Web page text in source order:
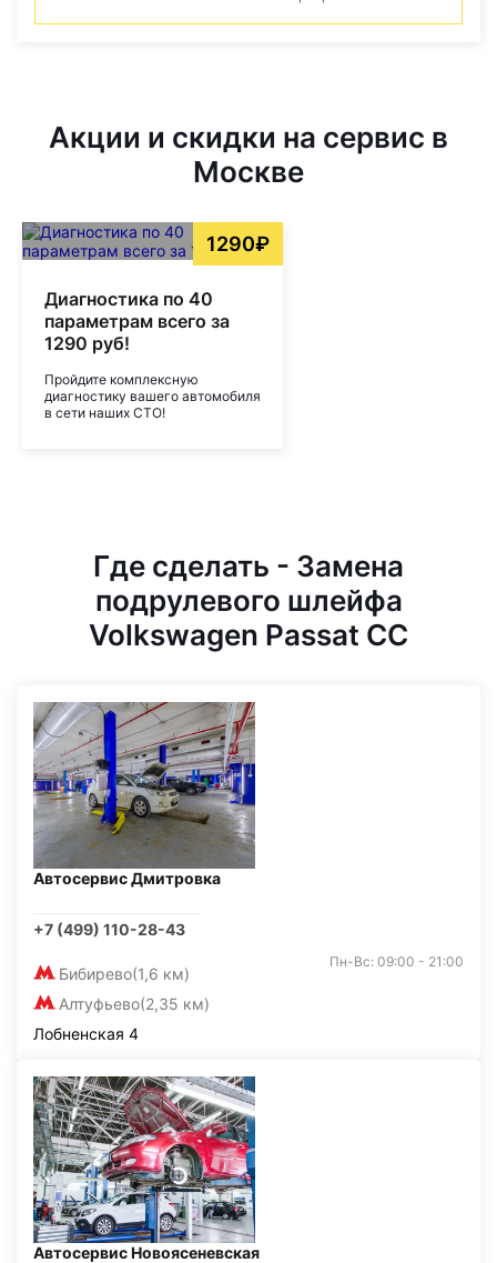
Акции и скидки на сервис в
Москве
1290₽
Диагностика по 40
параметрам всего за
1290 руб!
Пройдите комплексную
диагностику вашего автомобиля
в сети наших СТО!
Где сделать - Замена
подрулевого шлейфа
Volkswagen Passat CC
Автосервис Дмитровка
+7 (499) 110-28-43
Бибирево(1,6 км)
Алтуфьево(2,35 км)
Пн-Вс: 09:00 - 21:00
Лобненская 4
Автосервис Новоясеневская